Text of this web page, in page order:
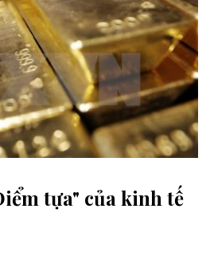
tựa" của kinh tế